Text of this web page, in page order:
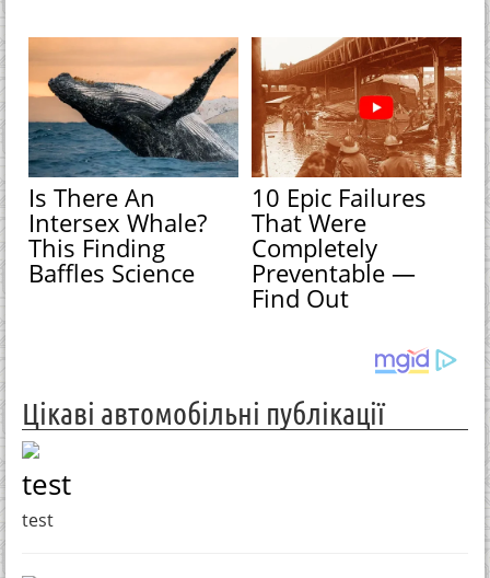
Is There An
Intersex Whale?
This Finding
Baffles Science
10 Epic Failures
That Were
Completely
Preventable —
Find Out
Цікаві автомобільні публікації
test
test